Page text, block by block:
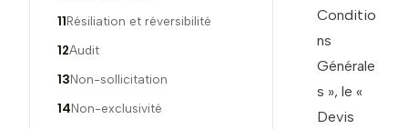
11Résiliation et réversibilité
12Audit
13Non-sollicitation
14Non-exclusivité
Conditio
ns
Générale
s », le «
Devis